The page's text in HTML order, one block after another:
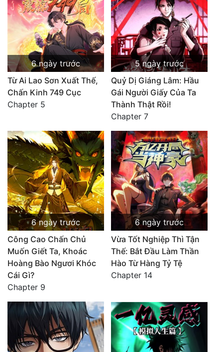
6 ngày trước
Từ Ai Lao Sơn Xuất Thế,
Chấn Kinh 749 Cục
Chapter 5
5 ngày trước
Quỷ Dị Giáng Lâm: Hầu
Gái Người Giấy Của Ta
Thành Thật Rồi!
Chapter 7
6 ngày trước
Công Cao Chấn Chủ
Muốn Giết Ta, Khoác
Hoàng Bào Ngươi Khóc
Cái Gì?
Chapter 9
6 ngày trước
Vừa Tốt Nghiệp Thì Tận
Thế: Bắt Đầu Làm Thần
Hào Từ Hàng Tỷ Tệ
Chapter 14